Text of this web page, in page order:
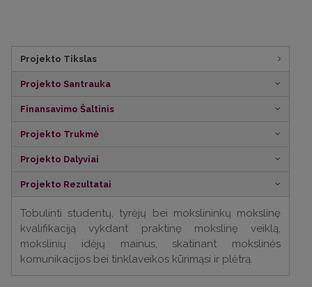
Projekto Tikslas
Projekto Santrauka
Finansavimo Šaltinis
Projekto Trukmė
Projekto Dalyviai
Projekto Rezultatai
Tobulinti studentų, tyrėjų bei mokslininkų mokslinę
kvalifikaciją vykdant praktinę mokslinę veiklą,
mokslinių idėjų mainus, skatinant mokslinės
komunikacijos bei tinklaveikos kūrimąsi ir plėtrą.